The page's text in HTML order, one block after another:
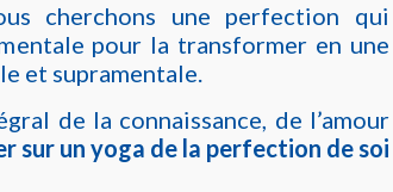
cherchons une perfection qui
pour la transformer en une
et supramentale.
de la connaissance, de l’amour
sur un yoga de la perfection de soi